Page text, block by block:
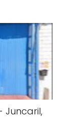
Juncaril,